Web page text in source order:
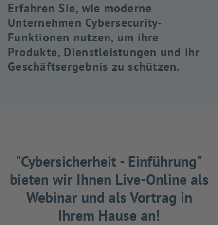
Erfahren Sie, wie moderne
Unternehmen Cybersecurity-
Funktionen nutzen, um ihre
Produkte, Dienstleistungen und ihr
Geschäftsergebnis zu schützen.
"Cybersicherheit - Einführung"
bieten wir Ihnen Live-Online als
Webinar und als Vortrag in
Ihrem Hause an!